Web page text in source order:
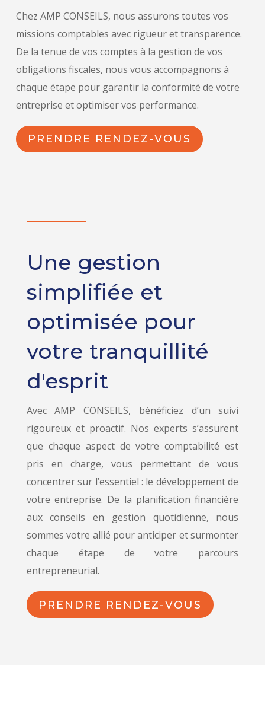
Chez AMP CONSEILS, nous assurons toutes vos
missions comptables avec rigueur et transparence.
De la tenue de vos comptes à la gestion de vos
obligations fiscales, nous vous accompagnons à
chaque étape pour garantir la conformité de votre
entreprise et optimiser vos performance.
PRENDRE RENDEZ-VOUS
Une gestion
simplifiée et
optimisée pour
votre tranquillité
d'esprit
Avec AMP CONSEILS, bénéficiez d’un suivi
rigoureux et proactif. Nos experts s’assurent
que chaque aspect de votre comptabilité est
pris en charge, vous permettant de vous
concentrer sur l’essentiel : le développement de
votre entreprise. De la planification financière
aux conseils en gestion quotidienne, nous
sommes votre allié pour anticiper et surmonter
chaque étape de votre parcours
entrepreneurial.
PRENDRE RENDEZ-VOUS